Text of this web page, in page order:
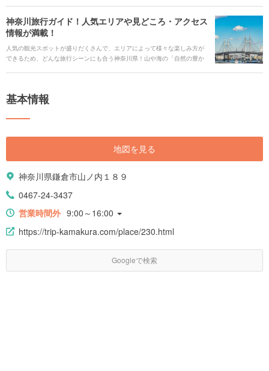
神奈川旅行ガイド！人気エリアや見どころ・アクセス
情報が満載！
人気の観光スポットが盛りだくさんで、エリアによって様々な楽しみ方が
できるため、どんな旅行シーンにも合う神奈川県！山や海の「自然の豊か
な環境から生まれる「新鮮な魚と野菜」によるご当地グルメも盛りだくさ
川県の旅行情報をご紹介します。
基本情報
地図を見る
神奈川県鎌倉市山ノ内１８９
0467-24-3437
営業時間外 9:00～16:00
https://trip-kamakura.com/place/230.html
Googleで検索